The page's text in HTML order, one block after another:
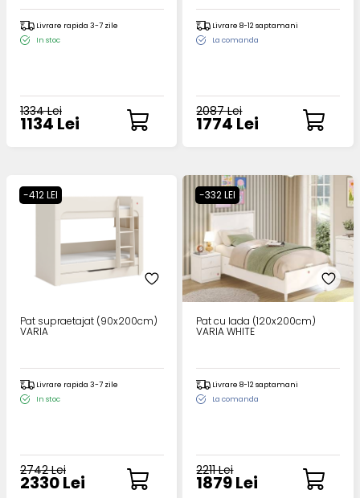
Livrare rapida 3-7 zile
In stoc
1334 Lei
1134 Lei
Livrare 8-12 saptamani
La comanda
2087 Lei
1774 Lei
-412 LEI
Pat supraetajat (90x200cm)
VARIA
Livrare rapida 3-7 zile
In stoc
2742 Lei
2330 Lei
-332 LEI
Pat cu lada (120x200cm)
VARIA WHITE
Livrare 8-12 saptamani
La comanda
2211 Lei
1879 Lei